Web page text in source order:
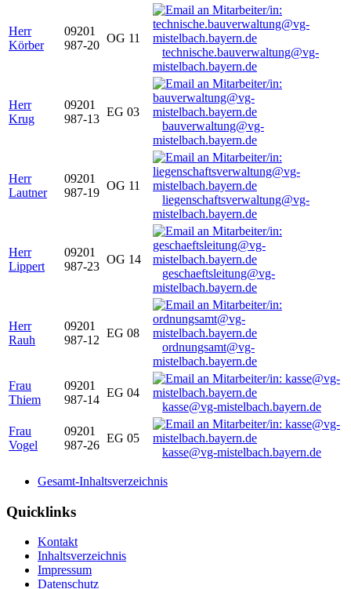
Herr
Körber
09201
987-20
OG 11
technische.bauverwaltung@vg-
mistelbach.bayern.de
Herr
Krug
09201
987-13
EG 03
bauverwaltung@vg-
mistelbach.bayern.de
Herr
Lautner
09201
987-19
OG 11
liegenschaftsverwaltung@vg-
mistelbach.bayern.de
Herr
Lippert
09201
987-23
OG 14
geschaeftsleitung@vg-
mistelbach.bayern.de
Herr
Rauh
09201
987-12
EG 08
ordnungsamt@vg-
mistelbach.bayern.de
Frau
Thiem
09201
987-14
EG 04
kasse@vg-mistelbach.bayern.de
Frau
Vogel
09201
987-26
EG 05
kasse@vg-mistelbach.bayern.de
Gesamt-Inhaltsverzeichnis
Quicklinks
Kontakt
Inhaltsverzeichnis
Impressum
Datenschutz